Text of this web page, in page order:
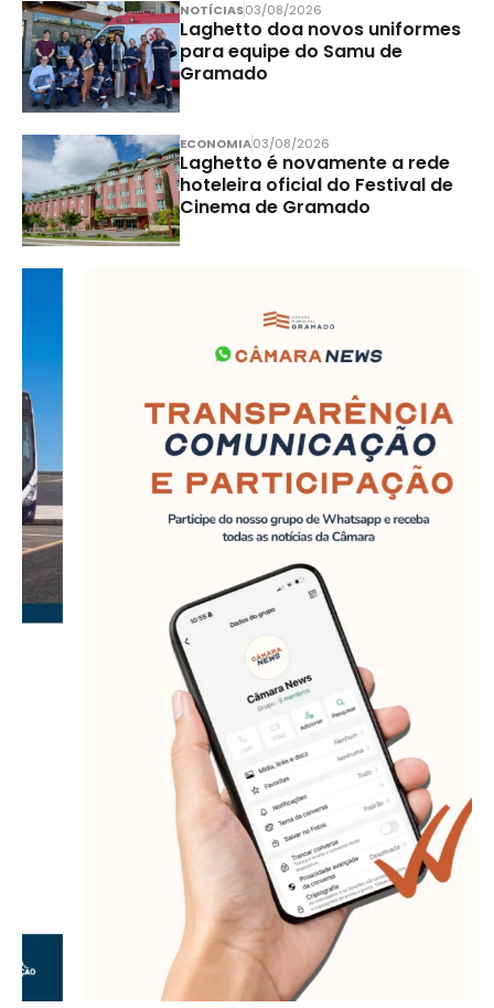
NOTÍCIAS03/08/2026
Laghetto doa novos uniformes
para equipe do Samu de
Gramado
ECONOMIA03/08/2026
Laghetto é novamente a rede
hoteleira oficial do Festival de
Cinema de Gramado